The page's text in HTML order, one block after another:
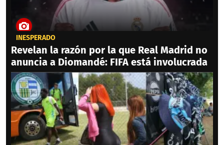
INESPERADO
Revelan la razón por la que Real Madrid no
anuncia a Diomandé: FIFA está involucrada